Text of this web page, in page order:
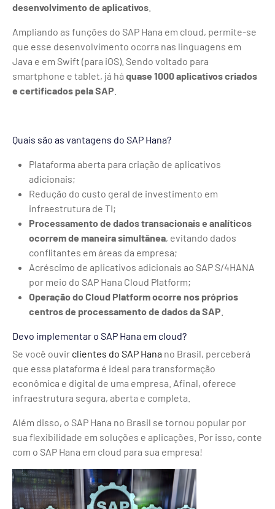
desenvolvimento de aplicativos
Ampliando as funções do SAP Hana em cloud, permite-se
que esse desenvolvimento ocorra nas linguagens em
Java e em Swift (para iOS). Sendo voltado para
smartphone e tablet, já há quase 1000 aplicativos criados
e certificados pela SAP
Quais são as vantagens do SAP Hana?
Plataforma aberta para criação de aplicativos
adicionais;
Redução do custo geral de investimento em
infraestrutura de TI;
Processamento de dados transacionais e analíticos
ocorrem de maneira simultânea, evitando dados
conflitantes em áreas da empresa;
Acréscimo de aplicativos adicionais ao SAP S/4HANA
por meio do SAP Hana Cloud Platform;
Operação do Cloud Platform ocorre nos próprios
centros de processamento de dadosda SAP
Devo implementar o SAP Hana em cloud?
Se você ouvir clientes do SAP Hana no Brasil, perceberá
que essa plataforma é ideal para transformação
econômica e digital de uma empresa. Afinal, oferece
infraestrutura segura, aberta e completa.
Além disso, o SAP Hana no Brasil se tornou popular por
sua flexibilidade em soluções e aplicações. Por isso, conte
com o SAP Hana em cloud para sua empresa!